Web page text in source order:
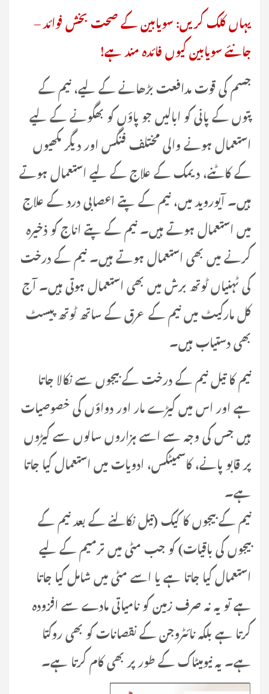
یہاں کلک کریں: سویابین کے صحت بخش فوائد –
جانئے سویابین کیوں فائدہ مند ہے!
جسم کی قوت مدافعت بڑھانے کے لیے، نیم کے
پتوں کے پانی کو ابالیں جو پاؤں کو بھگونے کے لیے
استعمال ہونے والی مختلف فنگس اور دیگر مکھیوں
کے کاٹنے، دیمک کے علاج کے لیے استعمال ہوتے
ہیں۔ آیوروید میں، نیم کے پتے اعصابی درد کے علاج
میں استعمال ہوتے ہیں۔ نیم کے پتے اناج کو ذخیرہ
کرنے میں بھی استعمال ہوتے ہیں۔ نیم کے درخت
کی ٹہنیاں ٹوتھ برش میں بھی استعمال ہوتی ہیں۔ آج
کل مارکیٹ میں نیم کے عرق کے ساتھ ٹوتھ پیسٹ
بھی دستیاب ہیں۔
نیم کا تیل نیم کے درخت کے بیجوں سے نکالا جاتا
ہے اور اس میں کیڑے مار اور دواؤں کی خصوصیات
ہیں جس کی وجہ سے اسے ہزاروں سالوں سے کیڑوں
پر قابو پانے، کاسمیٹکس، ادویات میں استعمال کیا جاتا
ہے۔
نیم کے بیجوں کا کیک (تیل نکالنے کے بعد نیم کے
بیجوں کی باقیات) کو جب مٹی میں ترمیم کے لیے
استعمال کیا جاتا ہے یا اسے مٹی میں شامل کیا جاتا
ہے تو یہ نہ صرف زمین کو نامیاتی مادے سے افزودہ
کرتا ہے بلکہ نائٹروجن کے نقصانات کو بھی روکتا
ہے۔ یہ نیومیٹاک کے طور پر بھی کام کرتا ہے۔